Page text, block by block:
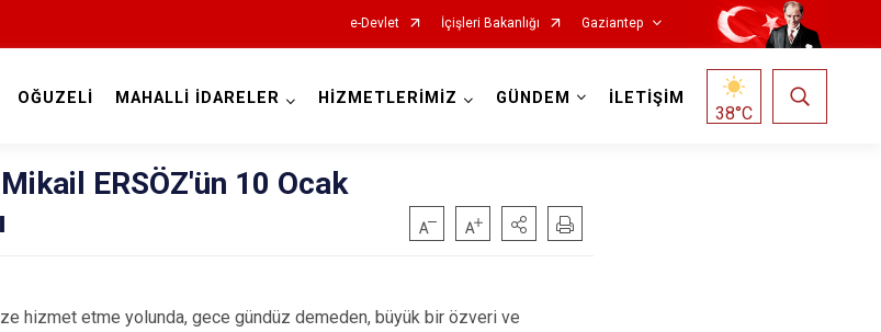
e-Devlet İçişleri Bakanlığı Gaziantep
Araban
OĞUZELİ MAHALLİ İDARELER HİZMETLERİMİZ GÜNDEM İLETİŞİM
38°C
ERSÖZ'ün 10 Ocak
etme yolunda, gece gündüz demeden, büyük bir özveri ve